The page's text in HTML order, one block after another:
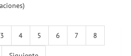
3 4 5 6 7 8